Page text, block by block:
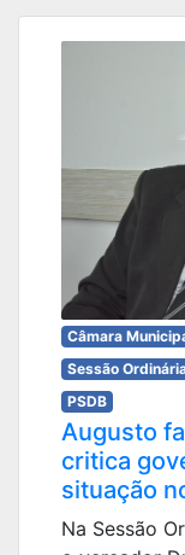
Câmara
Sessão
PSDB
Augusto
critica
situação
Na Sessão